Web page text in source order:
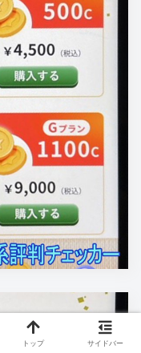
トップ サイドバー